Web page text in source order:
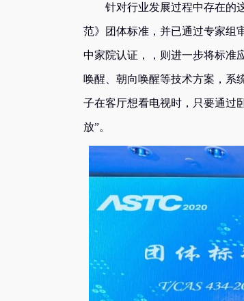
针对行业发展过程中存在的这
范》团体标准，并已通过专家组
中家院认证，，则进一步将标准
唤醒、朝向唤醒等技术方案，系
子在客厅想看电视时，只要通过
放”。